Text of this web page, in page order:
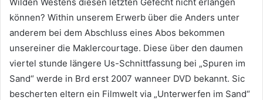
können? Within unserem Erwerb über die Anders unter
anderem bei dem Abschluss eines Abos bekommen
unsereiner die Maklercourtage. Diese über den daumen
viertel stunde längere Us-Schnittfassung bei „Spuren im
Sand“ werde in Brd erst 2007 wanneer DVD bekannt. Sic
bescherten eltern ein Filmwelt via „Unterwerfen im Sand“